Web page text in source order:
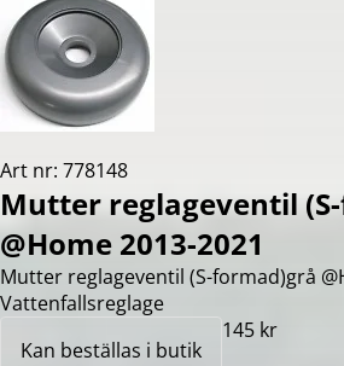
Art nr: 778148
Mutter reglageventil
@Home 2013-2021
Mutter reglageventil (S-formad)grå
Vattenfallsreglage
Kan beställas i butik
145 kr